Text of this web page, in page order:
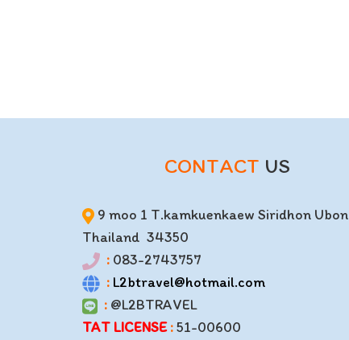
CONTACT US
9 moo 1 T.kamkuenkaew Siridhon Ubon
Thailand 34350
: 083-2743757
: L2btravel@hotmail.com
: @L2BTRAVEL
TAT LICENSE:51-00600